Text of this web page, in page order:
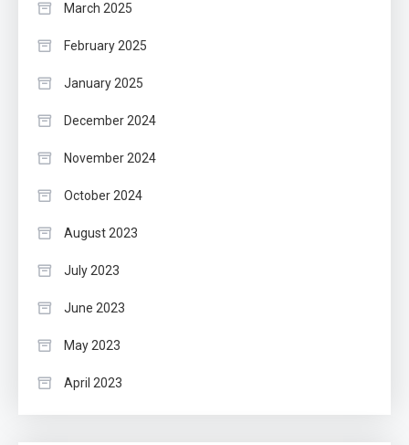
March 2025
February 2025
January 2025
December 2024
November 2024
October 2024
August 2023
July 2023
June 2023
May 2023
April 2023